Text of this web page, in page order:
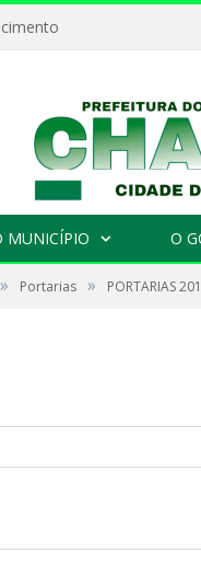
MUNICÍPIO O
» Portarias » PORTARIAS